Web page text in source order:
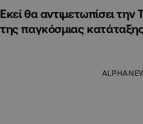
Εκεί θα αντιμετωπίσει
της παγκόσμιας